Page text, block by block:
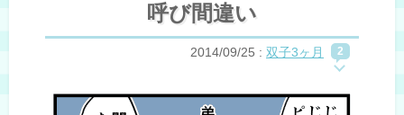
呼び間違い
2014/09/25 : 双子3ヶ月 2